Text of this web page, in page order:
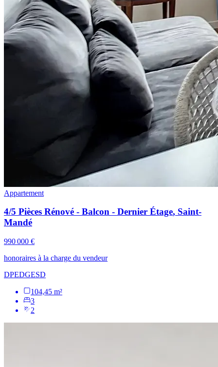
Appartement
4/5 Pièces Rénové - Balcon - Dernier Étage, Saint-
Mandé
990 000 €
honoraires à la charge du vendeur
DPEDGESD
104,45 m²
3
2